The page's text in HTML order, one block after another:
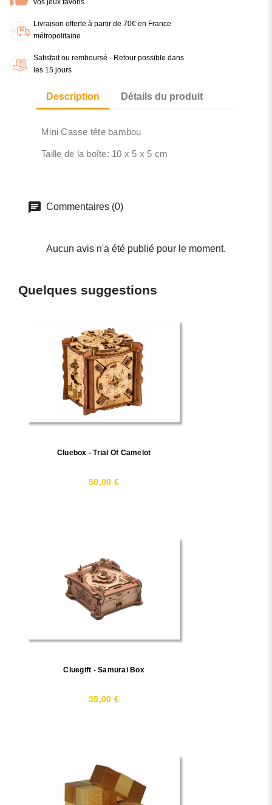
Livraison offerte à partir de 70€ en France
métropolitaine
Satisfait ou remboursé - Retour possible dans
les 15 jours
Description Détails du produit
Mini Casse tête bambou
Taille de la boîte: 10 x 5 x 5 cm
Commentaires (0)
Aucun avis n'a été publié pour le moment.
Quelques suggestions
Cluebox - Trial Of Camelot
50,00 €
Cluegift - Samurai Box
35,00 €